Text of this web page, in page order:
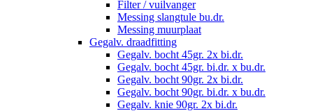
Filter / vuilvanger
Messing slangtule bu.dr.
Messing muurplaat
Gegalv. draadfitting
Gegalv. bocht 45gr. 2x bi.dr.
Gegalv. bocht 45gr. bi.dr. x bu.dr.
Gegalv. bocht 90gr. 2x bi.dr.
Gegalv. bocht 90gr. bi.dr. x bu.dr.
Gegalv. knie 90gr. 2x bi.dr.